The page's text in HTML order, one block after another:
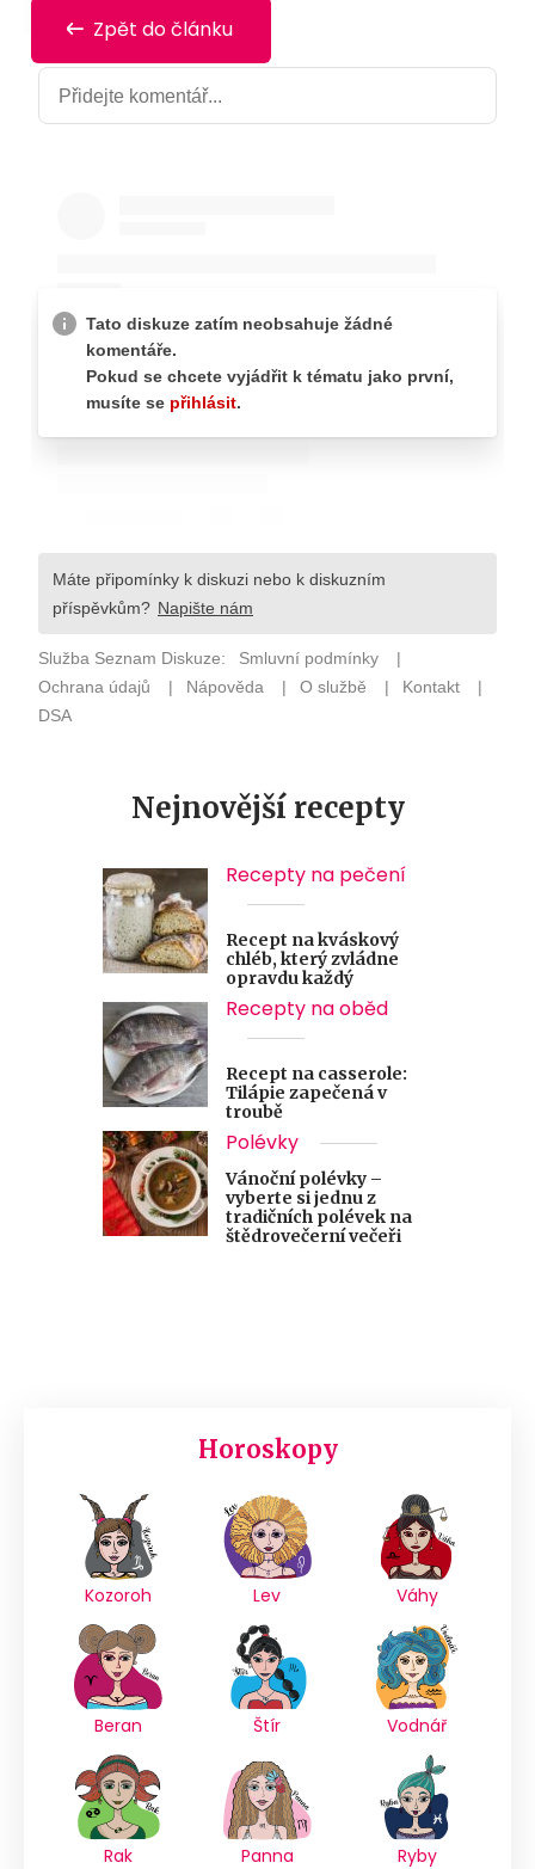
Zpět do článku
Nejnovější recepty
Recepty na pečení
Recept na kváskový
chléb, který zvládne
opravdu každý
Recepty na oběd
Recept na casserole:
Tilápie zapečená v
troubě
Polévky
Vánoční polévky –
vyberte si jednu z
tradičních polévek na
štědrovečerní večeři
Horoskopy
Kozoroh Lev Váhy
Beran Štír Vodnář
Rak Panna Ryby